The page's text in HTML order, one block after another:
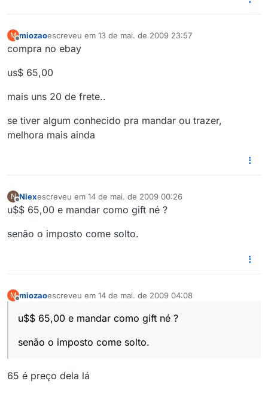
M miozaoescreveu em 13 de mai. de 2009 23:57
última edição por
compra no ebay
us$ 65,00
mais uns 20 de frete..
se tiver algum conhecido pra mandar ou trazer,
melhora mais ainda
N
Offline
Niexescreveu em 14 de mai. de 2009 00:26
última edição por
u$$ 65,00 e mandar como gift né ?
senão o imposto come solto.
M miozaoescreveu em 14 de mai. de 2009 04:08
última edição por
u$$ 65,00 e mandar como gift né ?
senão o imposto come solto.
65 é preço dela lá